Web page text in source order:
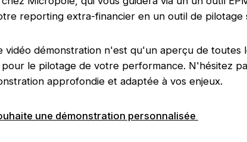
reporting extra-financier en un outil de pilotage
vidéo démonstration n'est qu'un aperçu de toutes
pour le pilotage de votre performance. N'hésitez
approfondie et adaptée à vos enjeux.
une démonstration personnalisée